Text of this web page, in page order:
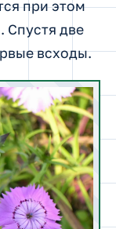
при этом
Спустя две
всходы.